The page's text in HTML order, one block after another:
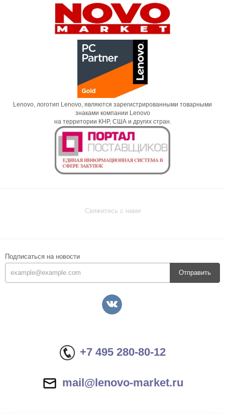
Lenovo, логотип Lenovo, являются зарегистрированными товарными
знаками компании Lenovo
на территории КНР, США и других стран.
Свяжитесь с нами
Подписаться на новости
Отправить
+7 495 280-80-12
mail@lenovo-market.ru